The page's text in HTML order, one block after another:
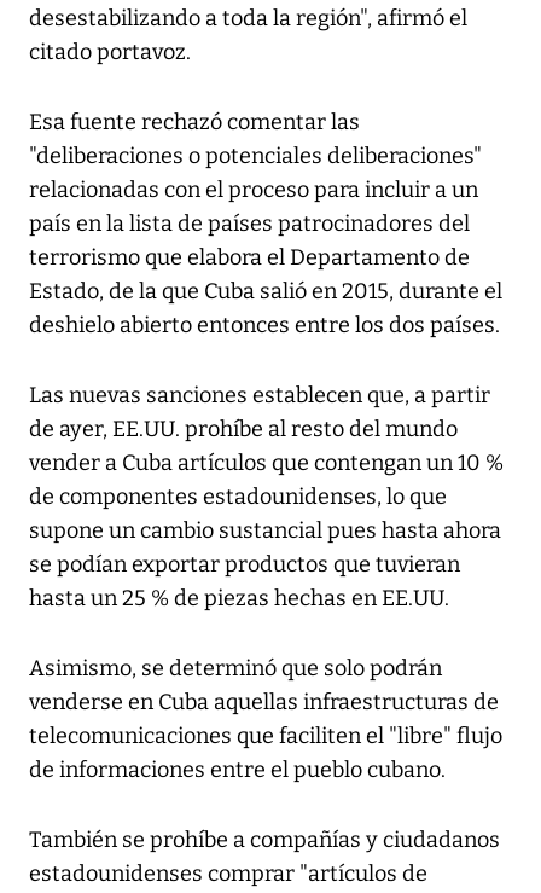
desestabilizando a toda la región", afirmó el
citado portavoz.
Esa fuente rechazó comentar las
"deliberaciones o potenciales deliberaciones"
relacionadas con el proceso para incluir a un
país en la lista de países patrocinadores del
terrorismo que elabora el Departamento de
Estado, de la que Cuba salió en 2015, durante el
deshielo abierto entonces entre los dos países.
Las nuevas sanciones establecen que, a partir
de ayer, EE.UU. prohíbe al resto del mundo
vender a Cuba artículos que contengan un 10 %
de componentes estadounidenses, lo que
supone un cambio sustancial pues hasta ahora
se podían exportar productos que tuvieran
hasta un 25 % de piezas hechas en EE.UU.
Asimismo, se determinó que solo podrán
venderse en Cuba aquellas infraestructuras de
telecomunicaciones que faciliten el "libre" flujo
de informaciones entre el pueblo cubano.
También se prohíbe a compañías y ciudadanos
estadounidenses comprar "artículos de